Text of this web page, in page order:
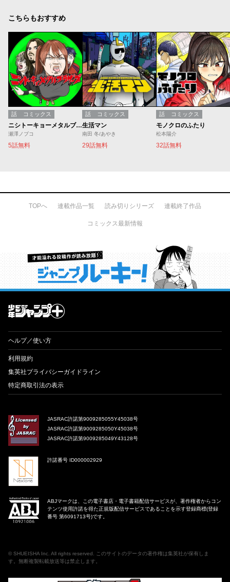
こちらもおすすめ
話 コミックス
ニシトーキョーメタルブラザーズ
瀬澤ノブコ
5話無料
話 コミックス
生活マン
南田 冬/あやき
29話無料
話 コミックス
モノクロのふたり
松本陽介
32話無料
TOPへ 連載作品一覧 読み切りシリーズ 連載終了作品
コミックス最新情報
才能溢れる投稿作が読み放題！ ジャンプルーキー！
ヘルプ／使い方
利用規約
集英社プライバシーガイドライン
特定商取引法の表示
JASRAC許諾第9009285055Y45038号
JASRAC許諾第9009285050Y45038号
JASRAC許諾第9009285049Y43128号
許諾番号 ID000002929
ABJマークは、この電子書店・電子書籍配信サービスが、著作権者からコン
テンツ使用許諾を得た正規版配信サービスであることを示す登録商標(登録
番号 第6091713号)です。
© SHUEISHA Inc . All rights reserved. このサイトのデータの著作権は集英社が保有しま
す。無断複製転載放送等は禁止します。